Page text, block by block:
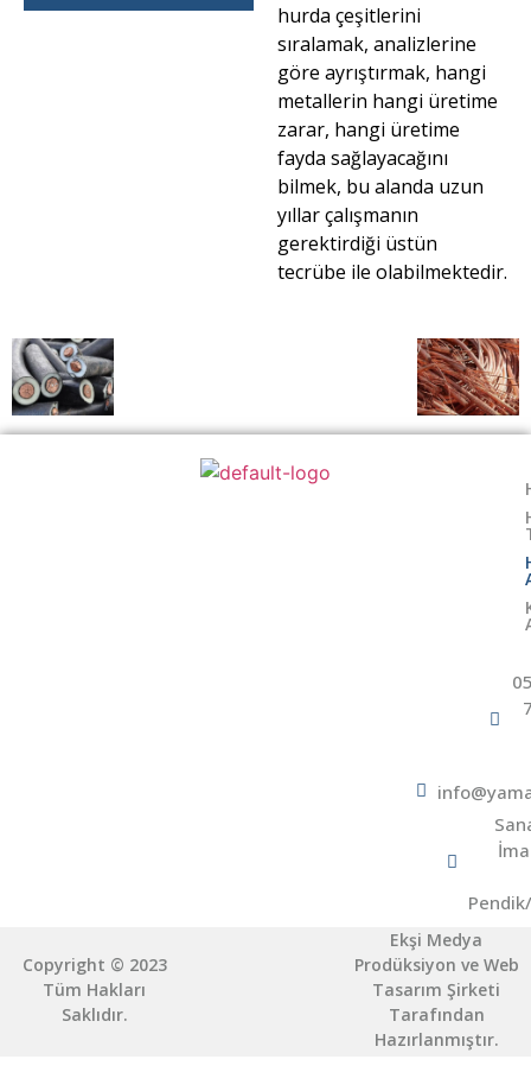
hurda çeşitlerini
sıralamak, analizlerine
göre ayrıştırmak, hangi
metallerin hangi üretime
zarar, hangi üretime
fayda sağlayacağını
bilmek, bu alanda uzun
yıllar çalışmanın
gerektirdiği üstün
tecrübe ile olabilmektedir.
Copyright © 2023
Tüm Hakları
Saklıdır.
Ekşi Medya
Prodüksiyon ve Web
Tasarım Şirketi
Tarafından
Hazırlanmıştır.